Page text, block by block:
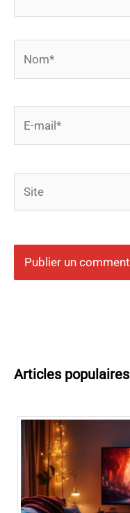
Articles populaires